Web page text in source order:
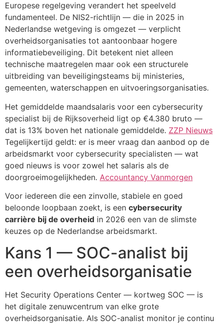
Europese regelgeving verandert het speelveld
fundamenteel. De NIS2-richtlijn — die in 2025 in
Nederlandse wetgeving is omgezet — verplicht
overheidsorganisaties tot aantoonbaar hogere
informatiebeveiliging. Dit betekent niet alleen
technische maatregelen maar ook een structurele
uitbreiding van beveiligingsteams bij ministeries,
gemeenten, waterschappen en uitvoeringsorganisaties.
Het gemiddelde maandsalaris voor een cybersecurity
specialist bij de Rijksoverheid ligt op €4.380 bruto —
dat is 13% boven het nationale gemiddelde. ZZP Nieuws
Tegelijkertijd geldt: er is meer vraag dan aanbod op de
arbeidsmarkt voor cybersecurity specialisten — wat
goed nieuws is voor zowel het salaris als de
doorgroeimogelijkheden. Accountancy Vanmorgen
Voor iedereen die een zinvolle, stabiele en goed
beloonde loopbaan zoekt, is een cybersecurity
carrière bij de overheid in 2026 een van de slimste
keuzes op de Nederlandse arbeidsmarkt.
Kans 1 — SOC-analist bij
een overheidsorganisatie
Het Security Operations Center — kortweg SOC — is
het digitale zenuwcentrum van elke grote
overheidsorganisatie. Als SOC-analist monitor je continu